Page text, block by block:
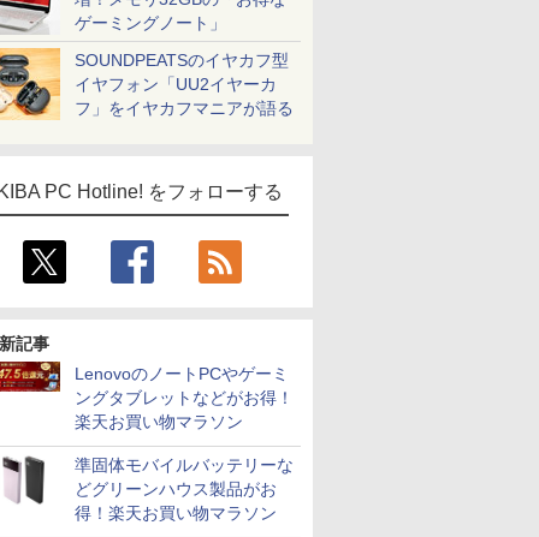
ゲーミングノート」
SOUNDPEATSのイヤカフ型
イヤフォン「UU2イヤーカ
フ」をイヤカフマニアが語る
PC Hotline! をフォローする
記事
LenovoのノートPCやゲーミ
ングタブレットなどがお得！
楽天お買い物マラソン
準固体モバイルバッテリーな
どグリーンハウス製品がお
得！楽天お買い物マラソン